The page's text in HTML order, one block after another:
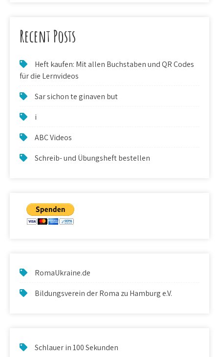
Recent Posts
Heft kaufen: Mit allen Buchstaben und QR Codes
für die Lernvideos
Sar sichon te ginaven but
i
ABC Videos
Schreib- und Übungsheft bestellen
RomaUkraine.de
Bildungsverein der Roma zu Hamburg e.V.
Schlauer in 100 Sekunden